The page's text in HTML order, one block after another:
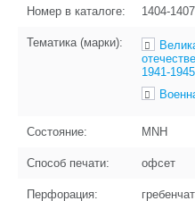
Номер в каталоге: 1404-1407
Тематика (марки):
1941-1945
Состояние: MNH
Способ печати: офсет
Перфорация: